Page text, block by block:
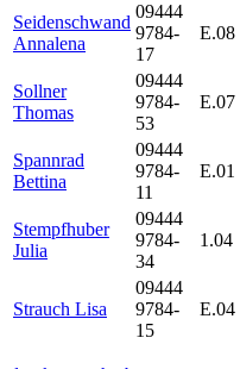
Seidenschwand
Annalena
09444
9784-
17
E.08
Sollner
Thomas
09444
9784-
53
E.07
Spannrad
Bettina
09444
9784-
11
E.01
Stempfhuber
Julia
09444
9784-
34
1.04
Strauch Lisa
09444
9784-
15
E.04